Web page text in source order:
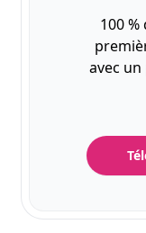
100
avec un